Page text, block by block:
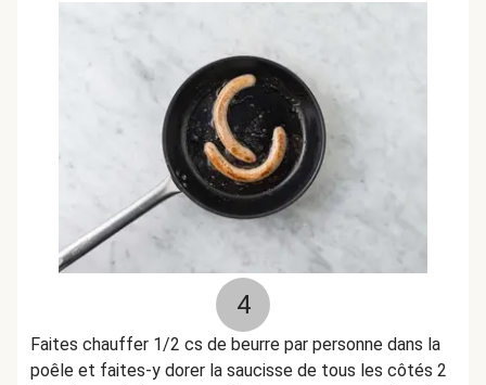
4
Faites chauffer 1/2 cs de beurre par personne dans la
poêle et faites-y dorer la saucisse de tous les côtés 2